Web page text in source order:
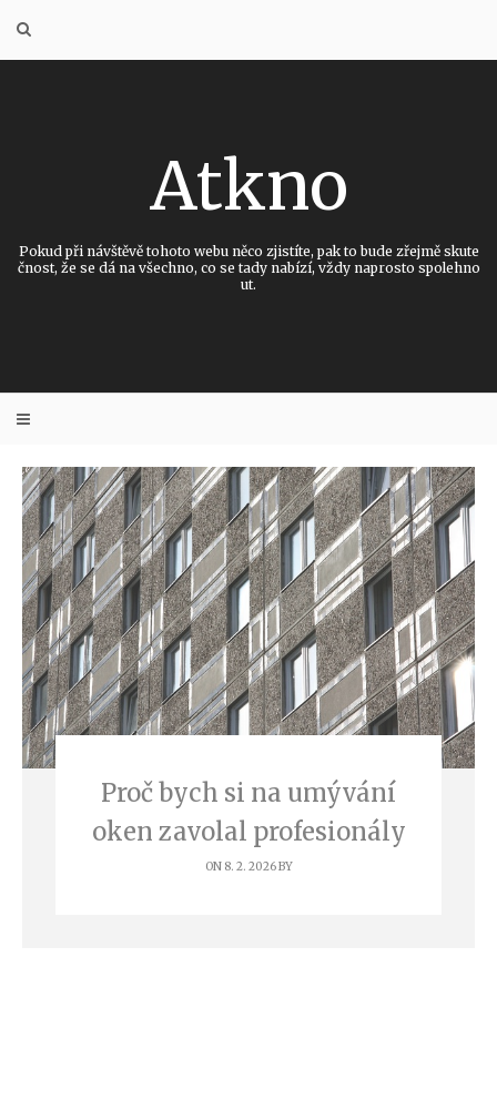
Atkno
Pokud při návštěvě tohoto webu něco zjistíte, pak to bude zřejmě skute
čnost, že se dá na všechno, co se tady nabízí, vždy naprosto spolehno
ut.
Proč bych si na umývání
oken zavolal profesionály
ON 8. 2. 2026 BY